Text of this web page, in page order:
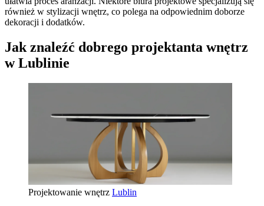
również w stylizacji wnętrz, co polega na odpowiednim doborze
dekoracji i dodatków.
Jak znaleźć dobrego projektanta wnętrz
w Lublinie
Projektowanie wnętrz Lublin